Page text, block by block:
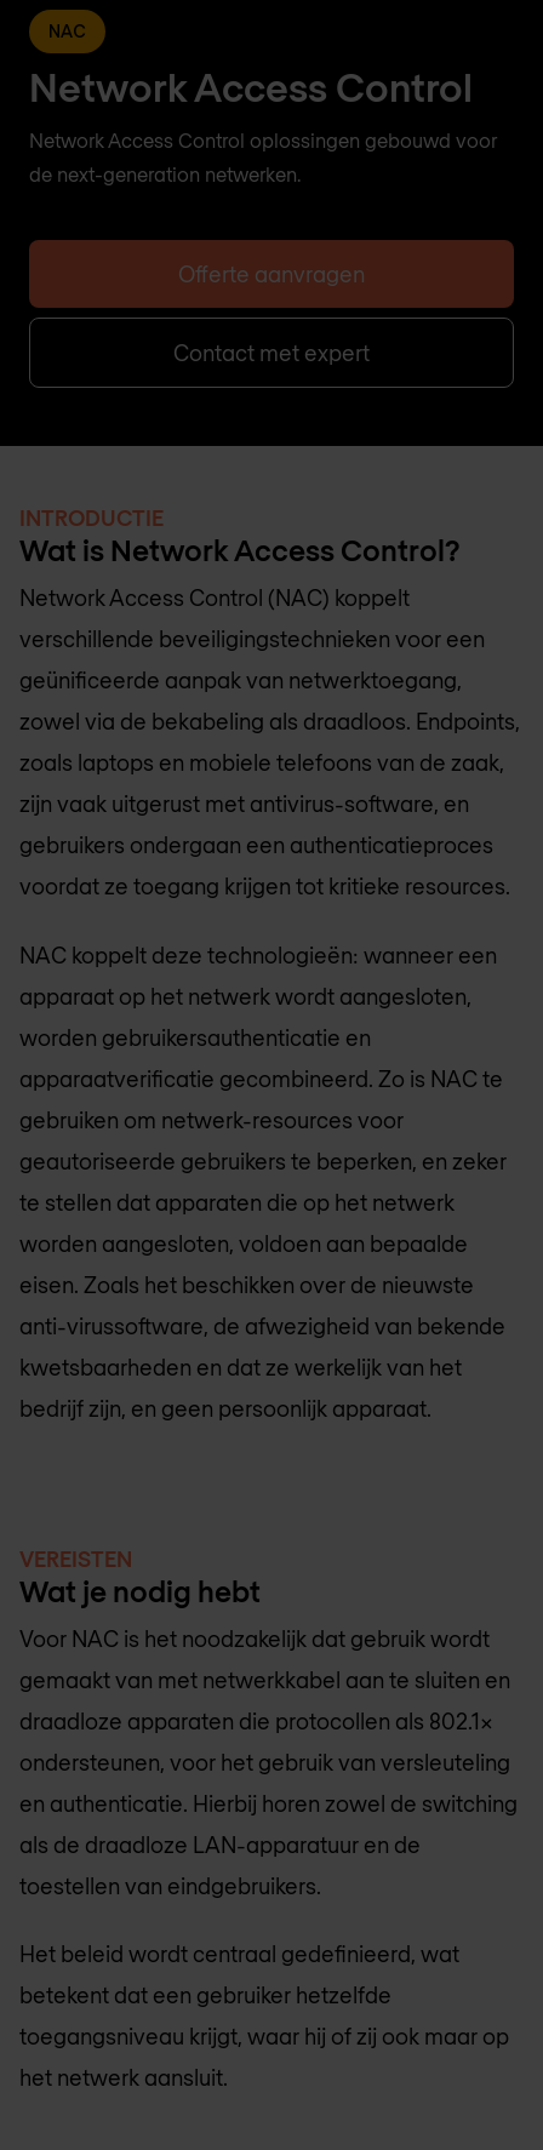
NAC
Network Access Control
Network Access Control oplossingen gebouwd voor
de next-generation netwerken.
Offerte aanvragen
Contact met expert
INTRODUCTIE
Wat is Network Access Control?
Network Access Control (NAC) koppelt
verschillende beveiligingstechnieken voor een
geünificeerde aanpak van netwerktoegang,
zowel via de bekabeling als draadloos. Endpoints,
zoals laptops en mobiele telefoons van de zaak,
zijn vaak uitgerust met antivirus-software, en
gebruikers ondergaan een authenticatieproces
voordat ze toegang krijgen tot kritieke resources.
NAC koppelt deze technologieën: wanneer een
apparaat op het netwerk wordt aangesloten,
worden gebruikersauthenticatie en
apparaatverificatie gecombineerd. Zo is NAC te
gebruiken om netwerk-resources voor
geautoriseerde gebruikers te beperken, en zeker
te stellen dat apparaten die op het netwerk
worden aangesloten, voldoen aan bepaalde
eisen. Zoals het beschikken over de nieuwste
anti-virussoftware, de afwezigheid van bekende
kwetsbaarheden en dat ze werkelijk van het
bedrijf zijn, en geen persoonlijk apparaat.
VEREISTEN
Wat je nodig hebt
Voor NAC is het noodzakelijk dat gebruik wordt
gemaakt van met netwerkkabel aan te sluiten en
draadloze apparaten die protocollen als 802.1x
ondersteunen, voor het gebruik van versleuteling
en authenticatie. Hierbij horen zowel de switching
als de draadloze LAN-apparatuur en de
toestellen van eindgebruikers.
Het beleid wordt centraal gedefinieerd, wat
betekent dat een gebruiker hetzelfde
toegangsniveau krijgt, waar hij of zij ook maar op
het netwerk aansluit.